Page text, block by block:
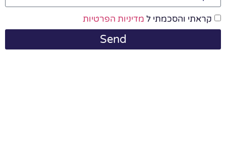
קראתי והסכמתי ל מדיניות הפרטיות
Send